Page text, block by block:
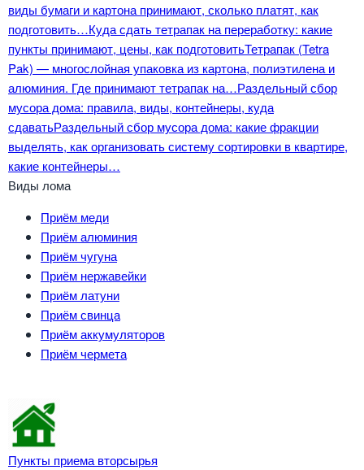
виды бумаги и картона принимают, сколько платят, как
подготовить…Куда сдать тетрапак на переработку: какие
пункты принимают, цены, как подготовитьТетрапак (Tetra
Pak) — многослойная упаковка из картона, полиэтилена и
алюминия. Где принимают тетрапак на…Раздельный сбор
мусора дома: правила, виды, контейнеры, куда
сдаватьРаздельный сбор мусора дома: какие фракции
выделять, как организовать систему сортировки в квартире,
какие контейнеры…
Виды лома
Приём меди
Приём алюминия
Приём чугуна
Приём нержавейки
Приём латуни
Приём свинца
Приём аккумуляторов
Приём чермета
Пункты приема вторсырья